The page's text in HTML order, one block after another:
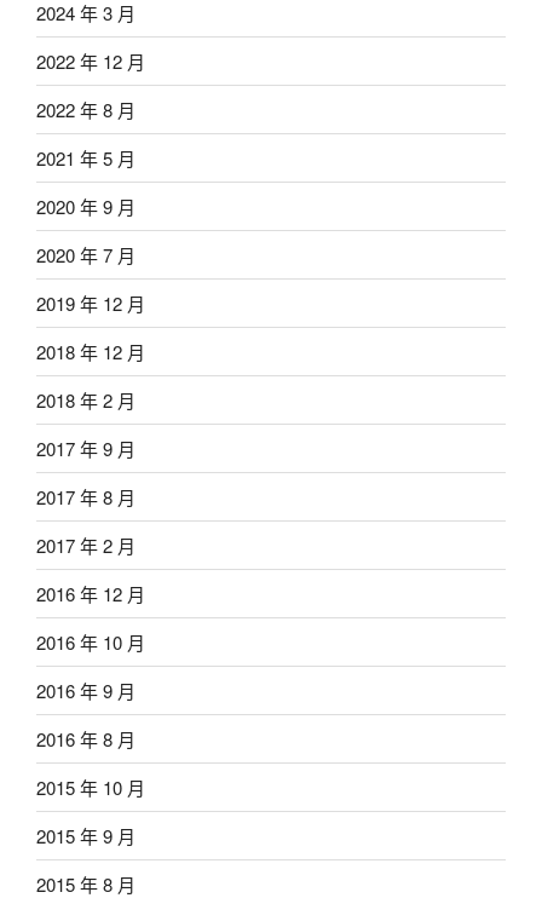
2024 年 3 月
2022 年 12 月
2022 年 8 月
2021 年 5 月
2020 年 9 月
2020 年 7 月
2019 年 12 月
2018 年 12 月
2018 年 2 月
2017 年 9 月
2017 年 8 月
2017 年 2 月
2016 年 12 月
2016 年 10 月
2016 年 9 月
2016 年 8 月
2015 年 10 月
2015 年 9 月
2015 年 8 月